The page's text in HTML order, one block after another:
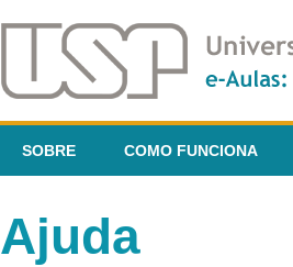
SOBRE COMO FUNCIONA
Ajuda